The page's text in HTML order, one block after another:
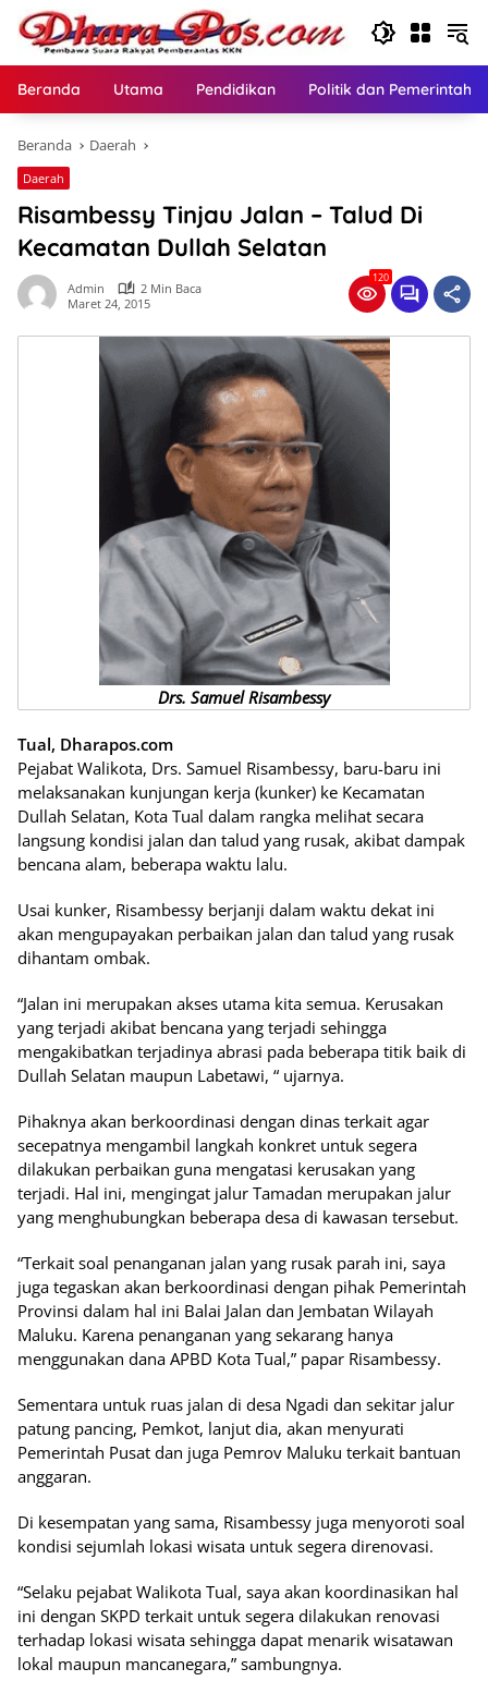
Langsung
konten
Beranda Utama Pendidikan Politik dan
Beranda Daerah
Daerah
Risambessy Tinjau Jalan – Talud Di
Kecamatan Dullah Selatan
Admin
2 Min Baca
Maret 24, 2015
120
Drs. Samuel Risambessy
Tual, Dharapos.com
Pejabat Walikota, Drs. Samuel Risambessy, baru-baru ini
melaksanakan kunjungan kerja (kunker) ke Kecamatan
Dullah Selatan, Kota Tual dalam rangka melihat secara
langsung kondisi jalan dan talud yang rusak, akibat dampak
bencana alam, beberapa waktu lalu.
Usai kunker, Risambessy berjanji dalam waktu dekat ini
akan mengupayakan perbaikan jalan dan talud yang rusak
dihantam ombak.
“Jalan ini merupakan akses utama kita semua. Kerusakan
yang terjadi akibat bencana yang terjadi sehingga
mengakibatkan terjadinya abrasi pada beberapa titik baik di
Dullah Selatan maupun Labetawi, “ ujarnya.
Pihaknya akan berkoordinasi dengan dinas terkait agar
secepatnya mengambil langkah konkret untuk segera
dilakukan perbaikan guna mengatasi kerusakan yang
terjadi. Hal ini, mengingat jalur Tamadan merupakan jalur
yang menghubungkan beberapa desa di kawasan tersebut.
“Terkait soal penanganan jalan yang rusak parah ini, saya
juga tegaskan akan berkoordinasi dengan pihak Pemerintah
Provinsi dalam hal ini Balai Jalan dan Jembatan Wilayah
Maluku. Karena penanganan yang sekarang hanya
menggunakan dana APBD Kota Tual,” papar Risambessy.
Sementara untuk ruas jalan di desa Ngadi dan sekitar jalur
patung pancing, Pemkot, lanjut dia, akan menyurati
Pemerintah Pusat dan juga Pemrov Maluku terkait bantuan
anggaran.
Di kesempatan yang sama, Risambessy juga menyoroti soal
kondisi sejumlah lokasi wisata untuk segera direnovasi.
“Selaku pejabat Walikota Tual, saya akan koordinasikan hal
ini dengan SKPD terkait untuk segera dilakukan renovasi
terhadap lokasi wisata sehingga dapat menarik wisatawan
lokal maupun mancanegara,” sambungnya.